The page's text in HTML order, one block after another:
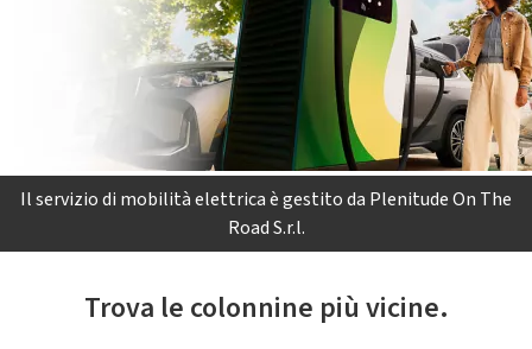
Il servizio di mobilità elettrica è gestito da Plenitude On The
Road S.r.l.
Trova le colonnine più vicine.